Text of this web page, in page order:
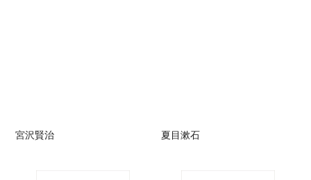
宮沢賢治 夏目漱石